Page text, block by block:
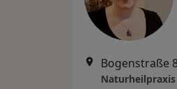
Bogenstraße